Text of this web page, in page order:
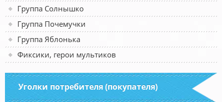
Группа Солнышко
Группа Почемучки
Группа Яблонька
Фиксики, герои мультиков
Уголки потребителя (покупателя)